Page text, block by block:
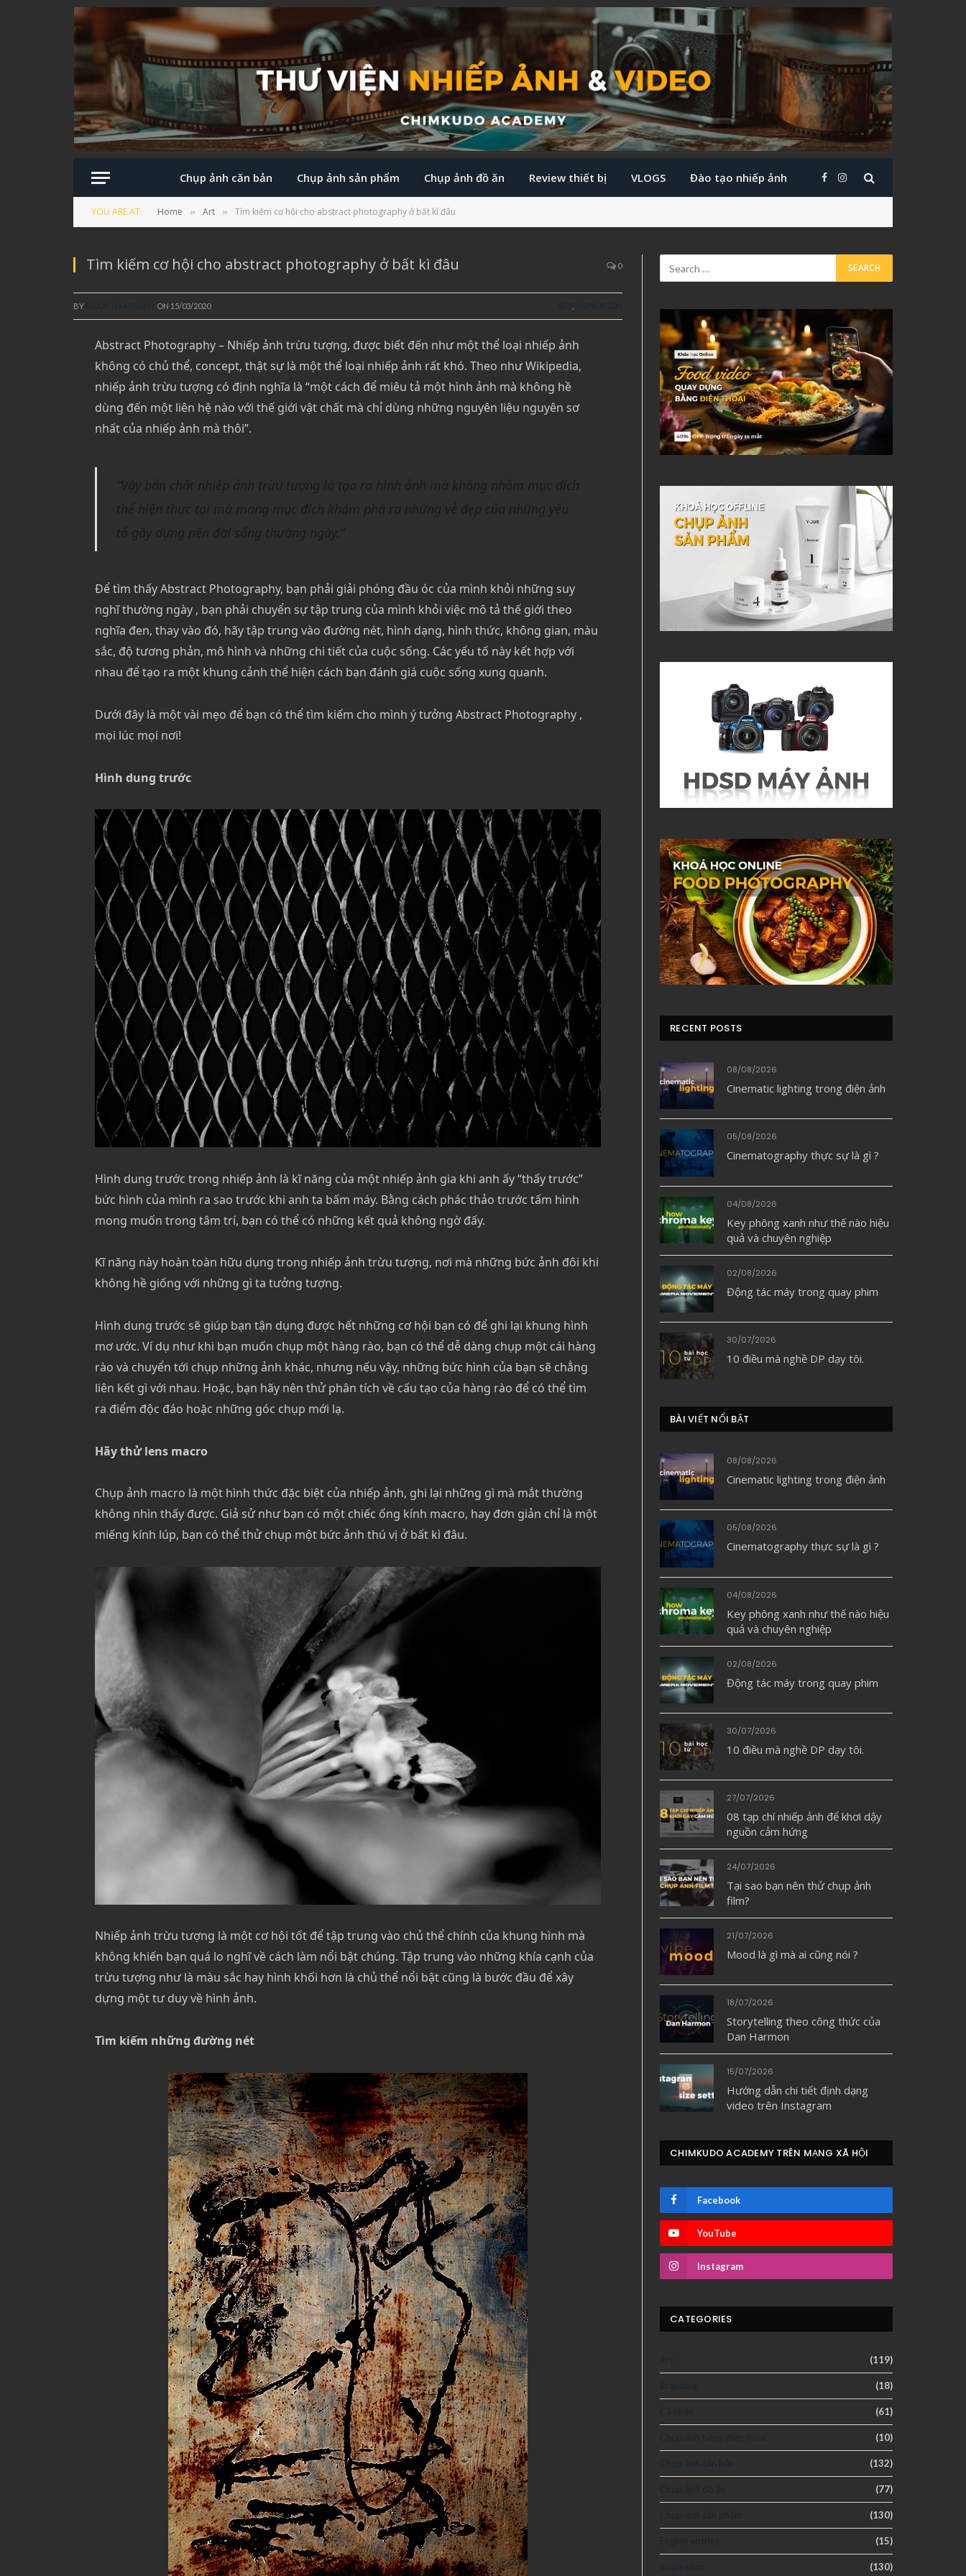
Chụp ảnh căn bản Chụp ảnh sản phẩm Chụp ảnh đồ ăn Review thiết bị VLOGS Đào tạo nhiếp ảnh Facebook
Instagram
YOU ARE AT: Home » Art » Tìm kiếm cơ hội cho abstract photography ở bất kì đâu
Tìm kiếm cơ hội cho abstract photography ở bất kì đâu 0
BY ON 15/03/2020
Abstract Photography – Nhiếp ảnh trừu tượng, được biết đến như một thể loại nhiếp ảnh
không có chủ thể, concept, thật sự là một thể loại nhiếp ảnh rất khó. Theo như Wikipedia,
nhiếp ảnh trừu tượng có định nghĩa là “một cách để miêu tả một hình ảnh mà không hề
dùng đến một liên hệ nào với thế giới vật chất mà chỉ dùng những nguyên liệu nguyên sơ
nhất của nhiếp ảnh mà thôi”.
Để tìm thấy Abstract Photography, bạn phải giải phóng đầu óc của mình khỏi những suy
nghĩ thường ngày , bạn phải chuyển sự tập trung của mình khỏi việc mô tả thế giới theo
nghĩa đen, thay vào đó, hãy tập trung vào đường nét, hình dạng, hình thức, không gian, màu
sắc, độ tương phản, mô hình và những chi tiết của cuộc sống. Các yếu tố này kết hợp với
nhau để tạo ra một khung cảnh thể hiện cách bạn đánh giá cuộc sống xung quanh.
Dưới đây là một vài mẹo để bạn có thể tìm kiếm cho mình ý tưởng Abstract Photography ,
mọi lúc mọi nơi!
Hình dung trước
Hình dung trước trong nhiếp ảnh là kĩ năng của một nhiếp ảnh gia khi anh ấy “thấy trước”
bức hình của mình ra sao trước khi anh ta bấm máy. Bằng cách phác thảo trước tấm hình
mong muốn trong tâm trí, bạn có thể có những kết quả không ngờ đấy.
Kĩ năng này hoàn toàn hữu dụng trong nhiếp ảnh trừu tượng, nơi mà những bức ảnh đôi khi
không hề giống với những gì ta tưởng tượng.
Hình dung trước sẽ giúp bạn tận dụng được hết những cơ hội bạn có để ghi lại khung hình
mơ ước. Ví dụ như khi bạn muốn chụp một hàng rào, bạn có thể dễ dàng chụp một cái hàng
rào và chuyển tới chụp những ảnh khác, nhưng nếu vậy, những bức hình của bạn sẽ chẳng
liên kết gì với nhau. Hoặc, bạn hãy nên thử phân tích về cấu tạo của hàng rào để có thể tìm
ra điểm độc đáo hoặc những góc chụp mới lạ.
Hãy thử lens macro
Chụp ảnh macro là một hình thức đặc biệt của nhiếp ảnh, ghi lại những gì mà mắt thường
không nhìn thấy được. Giả sử như bạn có một chiếc ống kính macro, hay đơn giản chỉ là một
miếng kính lúp, bạn có thể thử chụp một bức ảnh thú vị ở bất kì đâu.
Nhiếp ảnh trừu tượng là một cơ hội tốt để tập trung vào chủ thể chính của khung hình mà
không khiến bạn quá lo nghĩ về cách làm nổi bật chúng. Tập trung vào những khía cạnh của
trừu tượng như là màu sắc hay hình khối hơn là chủ thể nổi bật cũng là bước đầu để xây
dựng một tư duy về hình ảnh.
Tìm kiếm những đường nét
RECENT POSTS
08/08/2026
Cinematic lighting trong điện ảnh
05/08/2026
Cinematography thực sự là gì ?
04/08/2026
Key phông xanh như thế nào hiệu
quả và chuyên nghiệp
02/08/2026
Động tác máy trong quay phim
30/07/2026
10 điều mà nghề DP dạy tôi.
BÀI VIẾT NỔI BẬT
08/08/2026
Cinematic lighting trong điện ảnh
05/08/2026
Cinematography thực sự là gì ?
04/08/2026
Key phông xanh như thế nào hiệu
quả và chuyên nghiệp
02/08/2026
Động tác máy trong quay phim
30/07/2026
10 điều mà nghề DP dạy tôi.
27/07/2026
08 tạp chí nhiếp ảnh để khơi dậy
nguồn cảm hứng
24/07/2026
Tại sao bạn nên thử chụp ảnh
film?
21/07/2026
Mood là gì mà ai cũng nói ?
18/07/2026
Storytelling theo công thức của
Dan Harmon
15/07/2026
Hướng dẫn chi tiết định dạng
video trên Instagram
CHIMKUDO ACADEMY TRÊN MẠNG XÃ HỘI
Facebook
YouTube
Instagram
CATEGORIES
(119)
(18)
(61)
(10)
(132)
(77)
(130)
(15)
(130)